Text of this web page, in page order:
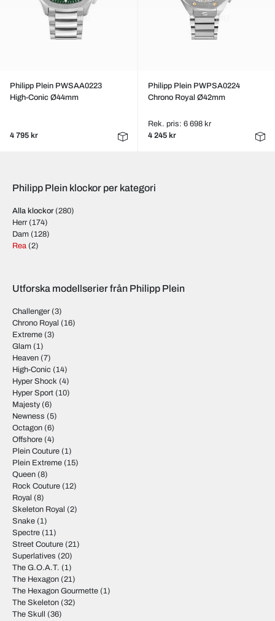
Philipp Plein PWSAA0223
High-Conic Ø44mm
4 795 kr
Philipp Plein PWPSA0224
Chrono Royal Ø42mm
Rek. pris: 6 698 kr
4 245 kr
Philipp Plein klockor per kategori
Alla klockor(280)
Herr (174)
Dam (128)
Rea (2)
Utforska modellserier från Philipp Plein
Challenger (3)
Chrono Royal (16)
Extreme (3)
Glam (1)
Heaven (7)
High-Conic (14)
Hyper Shock (4)
Hyper Sport (10)
Majesty(6)
Newness (5)
Octagon (6)
Offshore (4)
Plein Couture (1)
Plein Extreme (15)
Queen (8)
Rock Couture (12)
Royal (8)
Skeleton Royal (2)
Snake (1)
Spectre (11)
Street Couture (21)
Superlatives (20)
The G.O.A.T. (1)
The Hexagon (21)
The Hexagon Gourmette (1)
The Skeleton (32)
The Skull
(36)